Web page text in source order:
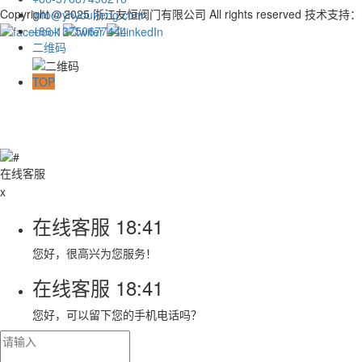
Copyright © 2025 浙江友恒阀门有限公司 All rights reserved 技术支持：
info@yhyouheng.com
+86-13750677444
二维码
TOP
在线客服
x
在线客服 18:41
您好，很高兴为您服务！
在线客服 18:41
您好，可以留下您的手机电话吗？